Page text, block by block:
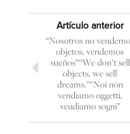
Artículo anterior
“Nosotros no
objetos, vendemos
sueños”“We don’t sell
objects, we sell
dreams.”“Noi non
vendiamo oggetti,
vendiamo sogni”